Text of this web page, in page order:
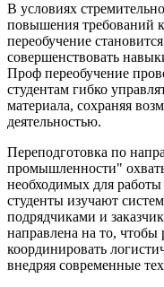
В условиях
повышения требований
переобучение
совершенствовать
Проф переобучение
студентам гибко
материала, сохраняя
деятельностью.
Переподготовка по
промышленности"
необходимых для
студенты изучают
подрядчиками и
направлена на то,
координировать
внедряя современные